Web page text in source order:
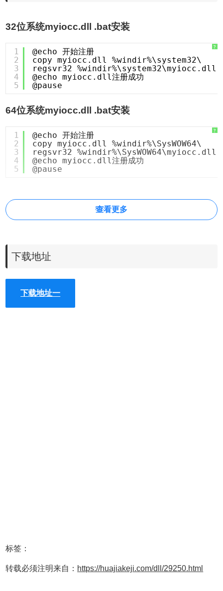
32位系统myiocc.dll .bat安装
?
1
2
3
4
5
@echo 开始注册
copy myiocc.dll %windir%\system32\
regsvr32 %windir%\system32\myiocc.dll
@echo myiocc.dll注册成功
@pause
64位系统myiocc.dll .bat安装
?
1
2
3
4
5
@echo 开始注册
copy myiocc.dll %windir%\SysWOW64\
regsvr32 %windir%\SysWOW64\myiocc.dll
@echo myiocc.dll注册成功
@pause
查看更多
下载地址
下载地址一
标签：
转载必须注明来自： https://huajiakeji.com/dll/29250.html